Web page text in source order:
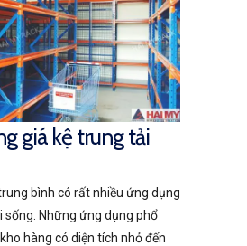
giá kệ trung tải
bình có rất nhiều ứng dụng
sống. Những ứng dụng phổ
hàng có diện tích nhỏ đến